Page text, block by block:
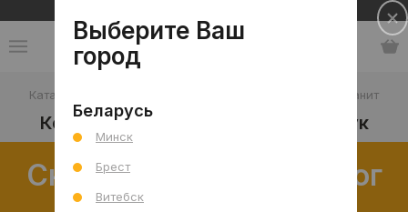
Каталог Керамогранит
Керамогранит для кухни на фартук
Скачать полный каталог
Выберите Ваш
город
Беларусь
Минск
Брест
Витебск